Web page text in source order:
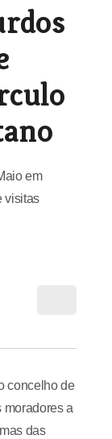
em
visitas
concelho de
moradores a
das